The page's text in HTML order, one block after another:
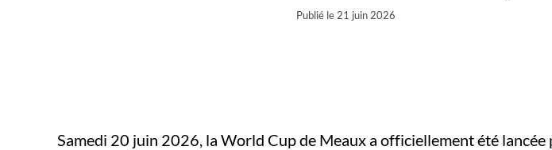
Publié le 21 juin 2026
Samedi 20 juin 2026, la World Cup de Meaux a officiellement été